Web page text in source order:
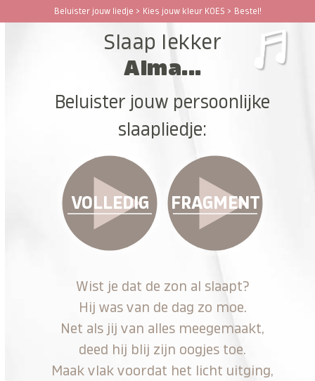
Beluister jouw liedje > Kies jouw kleur KOES > Bestel!
Open
Close
Slaap lekker
Alma...
Beluister jouw persoonlijke
slaapliedje:
VOLLEDIG FRAGMENT
Wist je dat de zon al slaapt?
Hij was van de dag zo moe.
Net als jij van alles meegemaakt,
deed hij blij zijn oogjes toe.
Maak vlak voordat het licht uitging,